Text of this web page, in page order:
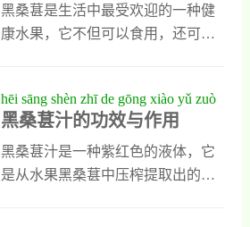
水，对人体有哪些好处呢？它的具
体功效又是什么呢？黑桑葚泡水喝
提高人类身体的造血功能，因为黑
桑葚中含有丰富的微量元素铁，还
含有一些能促进铁吸收的微量成
分，它们被人体吸收以后能让身体
黑桑葚是生活中最受欢迎的一种健
康水果，它不但可以食用，还可以
在，那么平时用黑桑葚泡水喝对人
身体有哪些好处呢？它的具体功效
又有哪些呢？黑桑葚泡水的功效与
作用1、补充营养黑桑葚泡水能为人
hēi sāng shèn zhī de gōng xiào yǔ zuò
yòng
黑桑葚汁的功效与作用
黑桑葚汁是一种紫红色的液体，它
是从水果黑桑葚中压榨提取出的果